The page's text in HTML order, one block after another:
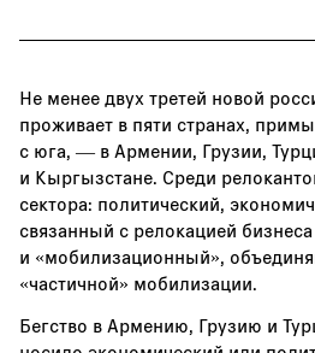
Не менее двух третей новой
проживает в пяти странах,
с юга, — в Армении, Грузии,
и Кыргызстане. Среди
сектора: политический,
связанный с релокацией
и «мобилизационный»,
«частичной» мобилизации.
Бегство в Армению, Грузию и